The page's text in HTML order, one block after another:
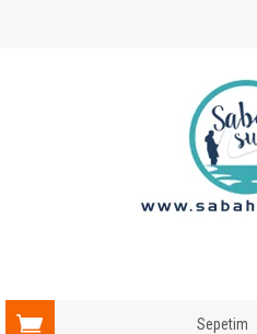
Sepetim